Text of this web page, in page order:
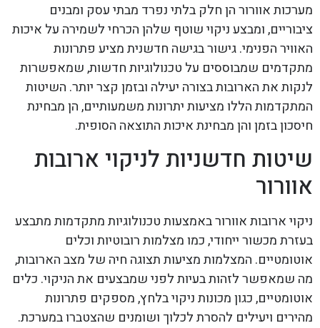
מערכות אוורור הן חלק בלתי נפרד מבתי עסק ומבנים
ציבוריים, ומבצע ניקוי שוטף שלהן הכרחי לשמירה על איכות
האוויר הפנימי. גישור בגישה חדשנית מציע פתרונות
מתקדמים שמבוססים על טכנולוגיות חדשות, שמאפשרות
לנקות את הארובות בצורה יעילה ובזמן קצר יותר. השיטות
המתקדמות הללו מציעות יתרונות משמעותיים, הן מבחינת
חיסכון בזמן והן מבחינת איכות התוצאה הסופית.
שיטות חדשניות לניקוי ארובות
אוורור
ניקוי ארובות אוורור באמצעות טכנולוגיות מתקדמות מתבצע
בעזרת מכשור ייחודי, כמו מצלמות רובוטיות וכלים
אוטומטיים. המצלמות מציעות תצוגה חיה של מצב הארובות,
מה שמאפשר לזהות בעיות לפני שמבצעים את הניקוי. כלים
אוטומטיים, כגון מכונות ניקוי בלחץ, מספקים פתרונות
מהירים ויעילים להסרת לכלוך ושומנים שהצטברו במערכת.